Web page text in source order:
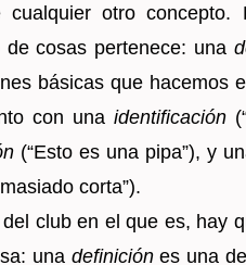
otro con­cep­to.
cosas per­te­ne­ce: una
bá­si­cas que ha­ce­mos
con una iden­ti­fi­ca­ción
(“Esto es una pipa”), y
corta”).
club en el que es, hay
una de­fi­ni­ciónes una